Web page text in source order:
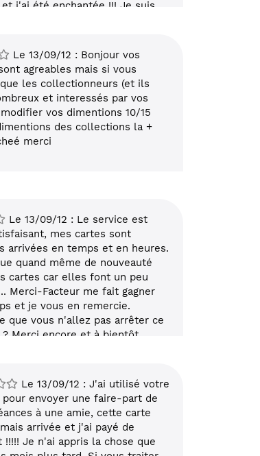
j'ai été enchantée !!! Je suis
ma vie !!!!
longues files d'attente à la
je revenais épuisée. Le seul
c'est que lorsque je veux
lettre, celle-ci n'apparait pas
visualisation et qu'un jour,
que celle ci était imprimée sur
ma vie et ma santé, ce dont je
de tout coeur. Bien
et tous mes chaleureux
Mme Martinez
Le 13/09/12 : Bonjour vos
agreables mais si vous
les collectionneurs (et ils
et interessés par vos
vos dimentions 10/15
des collections la +
merci
Le 13/09/12 : Le service est
mes cartes sont
arrivées en temps et en heures.
quand même de nouveauté
cartes car elles font un peu
Merci-Facteur me fait gagner
et je vous en remercie.
que vous n'allez pas arrêter ce
? Merci encore et à bientôt
Le 13/09/12 : J'ai utilisé votre
pour envoyer une faire-part de
à une amie, cette carte
arrivée et j'ai payé de
!!!!! Je n'ai appris la chose que